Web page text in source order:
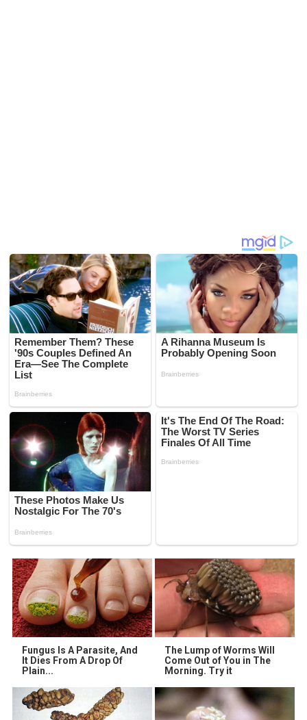
Fungus Is A Parasite, And
It Dies From A Drop Of
Plain...
The Lump of Worms Will
Come Out of You in The
Morning. Try it